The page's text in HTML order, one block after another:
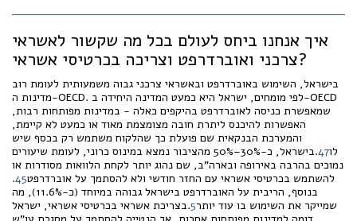
איך אנחנו ביחס לעולם בכל מה שקשור לאשראי
צרכני ואוברדרפט וצריכה בכרטיסי אשראי?
בישראל, השימוש באוברדרפט ובאשראי צרכני גבוה משמעותית לעומת רוב
מדינות ה-OECD. לפי מומחים, ישראל היא כמעט המדינה היחידה ב-OECD
שמאפשרת כניסה לאוברדרפט בהיקפים כאלה - במדינות מפותחות רבות,
האפשרות להיכנס ליתרת חובה מצומצמת מאוד או כמעט לא קיימת,
והמערכת הבנקאית שם פועלת כך שהלקוח משתמש רק בכסף שיש
לו 47
.בישראל, כ-30%–50% מהציבור נמצא במינוס כרוני, לעומת שיעורים
נמוכים בהרבה באירופה ובארה"ב, שם נהוג יותר לקחת הלוואות מסודרות או
להשתמש בכרטיסי אשראי עם החזר חודשי ולא להסתמך על אוברדרפט 45
.
בנוסף, הריבית על האוברדרפט בישראל גבוהה במיוחד (כ-11.6%), מה
שמייקר את השימוש בו עוד יותר5.בצריכת אשראי בכרטיסי אשראי, ישראל